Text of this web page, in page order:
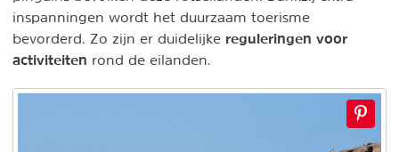
inspanningen wordt het duurzaam toerisme
bevorderd. Zo zijn er duidelijke reguleringen voor
activiteiten rond de eilanden.